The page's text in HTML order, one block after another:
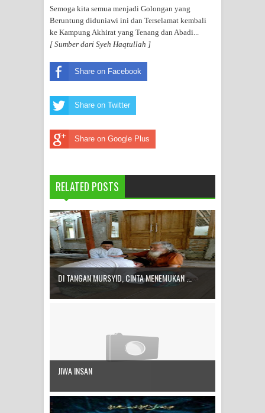
Semoga kita semua menjadi Golongan yang
Beruntung diduniawi ini dan Terselamat kembali
ke Kampung Akhirat yang Tenang dan Abadi...
[ Sumber dari Syeh Haqtullah ]
Share on Facebook
Share on Twitter
Share on Google Plus
RELATED POSTS
DI TANGAN MURSYID, CINTA MENEMUKAN ...
JIWA INSAN